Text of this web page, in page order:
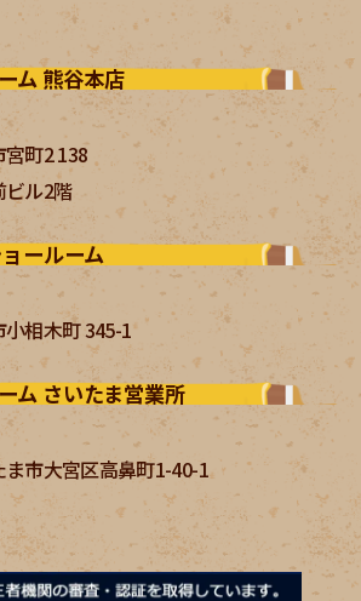
ム 熊谷本店
町2 138
ビル2階
ールーム
相木町 345-1
ム さいたま営業所
市大宮区高鼻町1-40-1